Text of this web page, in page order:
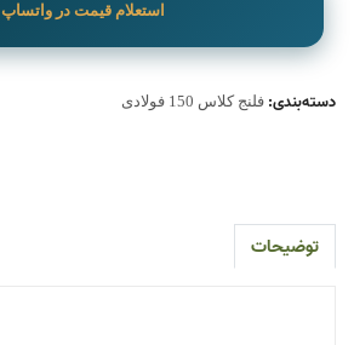
استعلام قیمت در واتساپ
دسته‌بندی: فلنج کلاس 150 فولادی
توضیحات